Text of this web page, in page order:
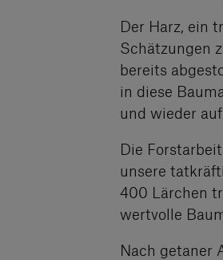
Der Harz, ein
Schätzungen
bereits
in diese
und wieder
Die
unsere
400 Lärchen
wertvolle
Nach getaner